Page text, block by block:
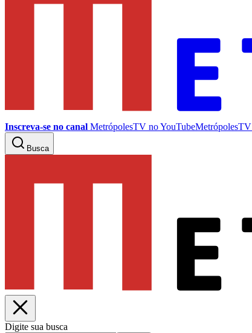
Inscreva-se no canal MetrópolesTV noYouTubeMetrópolesTV
Busca
Digite sua busca